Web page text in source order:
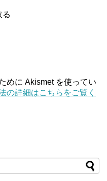
る
めに Akismet を使ってい
の詳細はこちらをご覧く